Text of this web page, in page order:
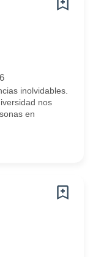
inolvidables.
nos
en